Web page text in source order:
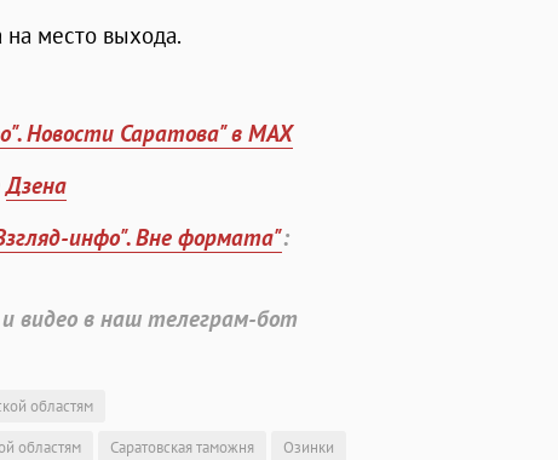
на место выхода.
Новости Саратова" в MAX
Дзена
инфо". Вне формата":
видео в наш телеграм-бот
областям
областям
Саратовская таможня
Озинки